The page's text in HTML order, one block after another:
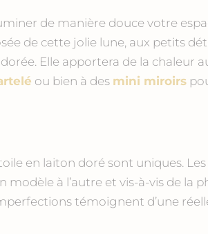
de manière douce votre
de cette jolie lune, aux petits
Elle apportera de la chaleur
ou bien à des mini miroirs
en laiton doré sont uniques.
à l’autre et vis-à-vis de la
témoignent d’une